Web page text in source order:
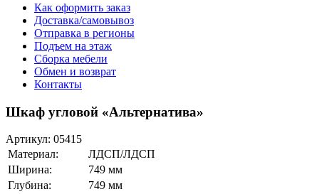
Как оформить заказ
Доставка/самовывоз
Отправка в регионы
Подъем на этаж
Сборка мебели
Обмен и возврат
Контакты
Шкаф угловой «Альтернатива»
Артикул: 05415
Материал:
ЛДСП/ЛДСП
Ширина:
749 мм
Глубина:
749 мм